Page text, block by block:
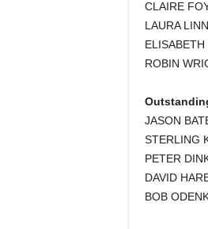
CLAIRE
LAURA
ROBIN
JASON
STERLING
PETER
DAVID
BOB